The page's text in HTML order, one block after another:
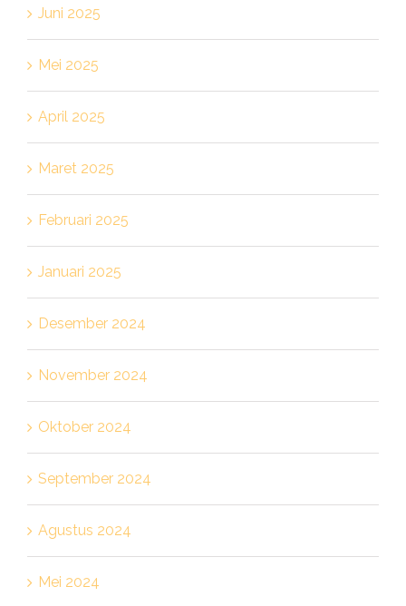
Juni 2025
Mei 2025
April 2025
Maret 2025
Februari 2025
Januari 2025
Desember 2024
November 2024
Oktober 2024
September 2024
Agustus 2024
Mei 2024